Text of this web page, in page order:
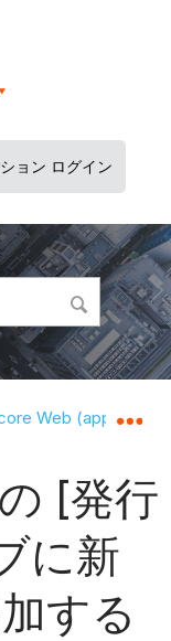
ョン ログイン
/折りたたむ
Web
[発行
に新
する